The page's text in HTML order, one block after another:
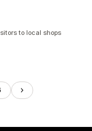
to local shops